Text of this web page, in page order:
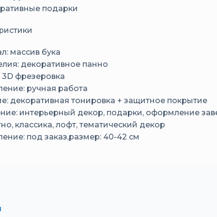
подарки
массив бука
декоративное панно
3D фрезеровка
ручная работа
декоративная тонировка + защитное покрытие
интерьерный декор, подарки, оформление
классика, лофт, тематический декор
под заказ,размер: 40-42 см